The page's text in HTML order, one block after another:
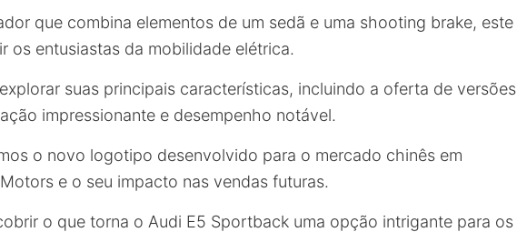
que combina elementos de um sedã e uma shooting brake, este
os entusiastas da mobilidade elétrica.
suas principais características, incluindo a oferta de versões
impressionante e desempenho notável.
o novo logotipo desenvolvido para o mercado chinês em
e o seu impacto nas vendas futuras.
o que torna o Audi E5 Sportback uma opção intrigante para os